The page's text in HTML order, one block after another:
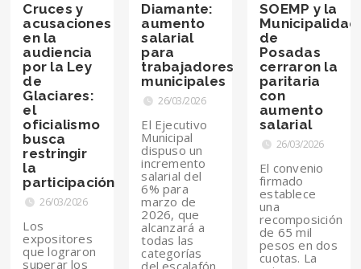
Cruces y
acusaciones
en la
audiencia
por la Ley
de
Glaciares:
el
oficialismo
busca
restringir
la
participación
26/03/2026
Los
expositores
que lograron
superar los
Diamante:
aumento
salarial
para
trabajadores
municipales
26/03/2026
El Ejecutivo
Municipal
dispuso un
incremento
salarial del
6% para
marzo de
2026, que
alcanzará a
todas las
categorías
SOEMP y la
Municipalidad
de
Posadas
cerraron la
paritaria
con
aumento
salarial
26/03/2026
El convenio
firmado
establece
una
recomposición
de 65 mil
pesos en dos
cuotas. La